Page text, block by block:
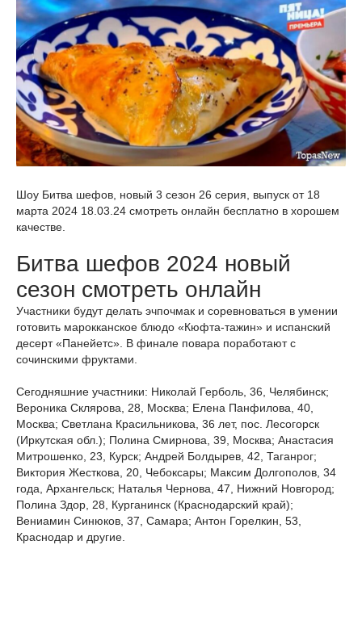
Шоу Битва шефов, новый 3 сезон 26 серия, выпуск от 18
марта 2024 18.03.24 смотреть онлайн бесплатно в хорошем
качестве.
Битва шефов 2024 новый
сезон смотреть онлайн
Участники будут делать эчпочмак и соревноваться в умении
готовить марокканское блюдо «Кюфта-тажин» и испанский
десерт «Панейетс». В финале повара поработают с
сочинскими фруктами.
Сегодняшние участники: Николай Герболь, 36, Челябинск;
Вероника Склярова, 28, Москва; Елена Панфилова, 40,
Москва; Светлана Красильникова, 36 лет, пос. Лесогорск
(Иркутская обл.); Полина Смирнова, 39, Москва; Анастасия
Митрошенко, 23, Курск; Андрей Болдырев, 42, Таганрог;
Виктория Жесткова, 20, Чебоксары; Максим Долгополов, 34
года, Архангельск; Наталья Чернова, 47, Нижний Новгород;
Полина Здор, 28, Курганинск (Краснодарский край);
Вениамин Синюков, 37, Самара; Антон Горелкин, 53,
Краснодар и другие.